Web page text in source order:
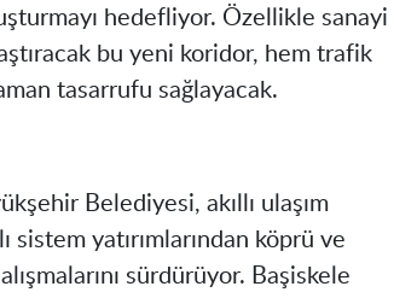
hedefliyor. Özellikle sanayi
bu yeni koridor, hem trafik
tasarrufu sağlayacak.
Belediyesi, akıllı ulaşım
yatırımlarından köprü ve
sürdürüyor. Başiskele